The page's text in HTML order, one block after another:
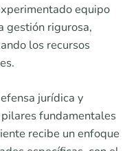
equipo
gestión rigurosa,
los recursos
jurídica y
fundamentales
recibe un enfoque